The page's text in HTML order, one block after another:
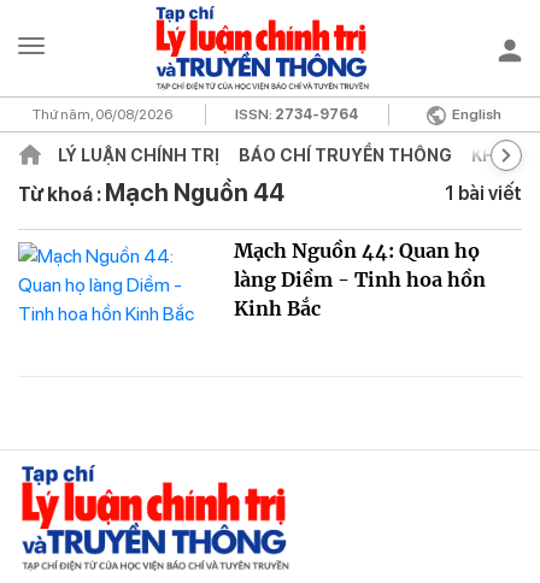
Thứ năm, 06/08/2026 ISSN: 2734-9764 English
LÝ LUẬN CHÍNH TRỊ BÁO CHÍ TRUYỀN THÔNG KHOA
Từ khoá : Mạch Nguồn 44 1 bài viết
Mạch Nguồn 44: Quan họ
làng Diềm - Tinh hoa hồn
Kinh Bắc